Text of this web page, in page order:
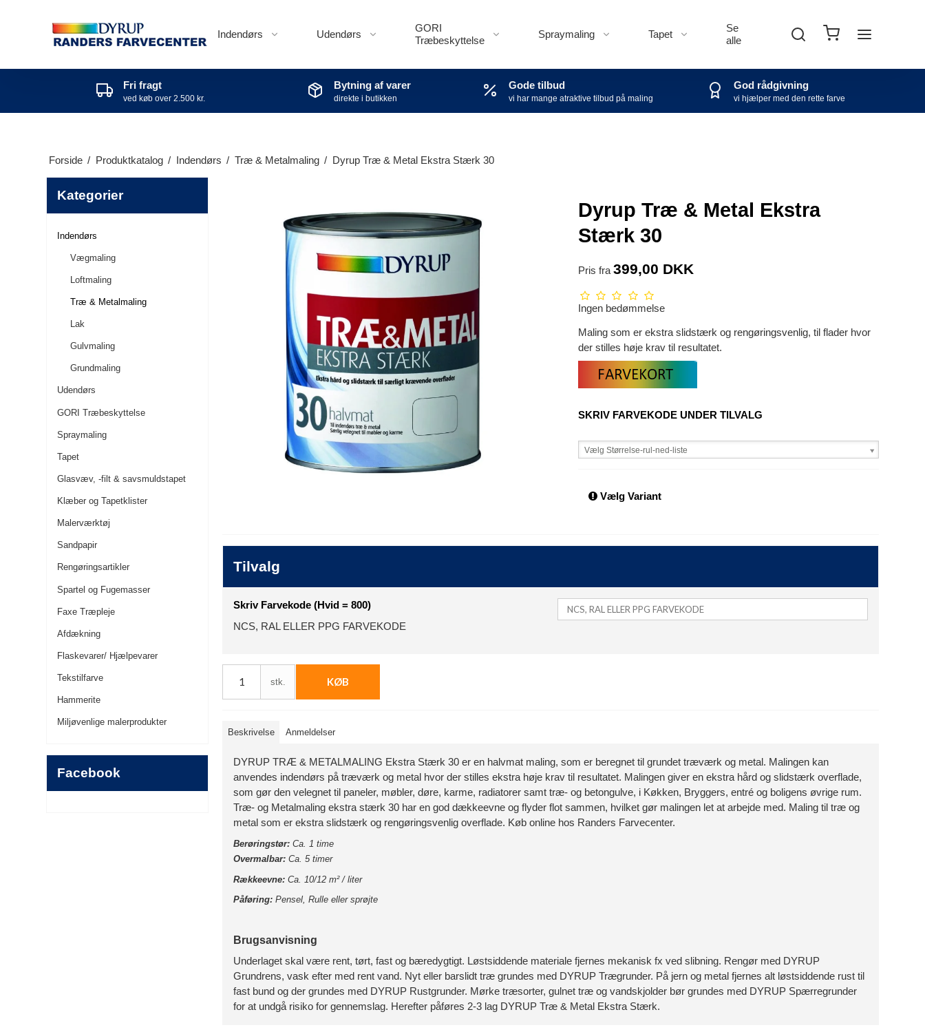
Indendørs Udendørs
GORI
Træbeskyttelse
Spraymaling Tapet
Se
alle
Fri fragt
ved køb over 2.500 kr.
Bytning af varer
direkte i butikken
Gode tilbud
vi har mange atraktive tilbud på maling
God rådgivning
vi hjælper med den rette farve
Forside / Produktkatalog / Indendørs / Træ & Metalmaling / Dyrup Træ & Metal Ekstra Stærk 30
Kategorier
Indendørs
Vægmaling
Loftmaling
Træ & Metalmaling
Lak
Gulvmaling
Grundmaling
Udendørs
GORI Træbeskyttelse
Spraymaling
Tapet
Glasvæv, -filt & savsmuldstapet
Klæber og Tapetklister
Malerværktøj
Sandpapir
Rengøringsartikler
Spartel og Fugemasser
Faxe Træpleje
Afdækning
Flaskevarer/ Hjælpevarer
Tekstilfarve
Hammerite
Miljøvenlige malerprodukter
Facebook
Dyrup Træ & Metal Ekstra
Stærk 30
Pris fra 399,00 DKK
Ingen bedømmelse
Maling som er ekstra slidstærk og rengøringsvenlig, til flader hvor
der stilles høje krav til resultatet.
SKRIV FARVEKODE UNDER TILVALG
Vælg Størrelse-rul-ned-liste
Vælg Variant
Tilvalg
Skriv Farvekode (Hvid = 800)
NCS, RAL ELLER PPG FARVEKODE
stk. KØB
Beskrivelse Anmeldelser
DYRUP TRÆ & METALMALING Ekstra Stærk 30 er en halvmat maling, som er beregnet til grundet træværk og metal. Malingen kan
anvendes indendørs på træværk og metal hvor der stilles ekstra høje krav til resultatet. Malingen giver en ekstra hård og slidstærk overflade,
som gør den velegnet til paneler, møbler, døre, karme, radiatorer samt træ- og betongulve, i Køkken, Bryggers, entré og boligens øvrige rum.
Træ- og Metalmaling ekstra stærk 30 har en god dækkeevne og flyder flot sammen, hvilket gør malingen let at arbejde med. Maling til træ og
metal som er ekstra slidstærk og rengøringsvenlig overflade. Køb online hos Randers Farvecenter.
Berøringstør:Ca. 1 time
Overmalbar:Ca. 5 timer
Rækkeevne:Ca. 10/12 m² / liter
Påføring:Pensel, Rulle eller sprøjte
Brugsanvisning
Underlaget skal være rent, tørt, fast og bæredygtigt. Løstsiddende materiale fjernes mekanisk fx ved slibning. Rengør med DYRUP
Grundrens, vask efter med rent vand. Nyt eller barslidt træ grundes med DYRUP Trægrunder. På jern og metal fjernes alt løstsiddende rust til
fast bund og der grundes med DYRUP Rustgrunder. Mørke træsorter, gulnet træ og vandskjolder bør grundes med DYRUP Spærregrunder
for at undgå risiko for gennemslag. Herefter påføres 2-3 lag DYRUP Træ & Metal Ekstra Stærk.